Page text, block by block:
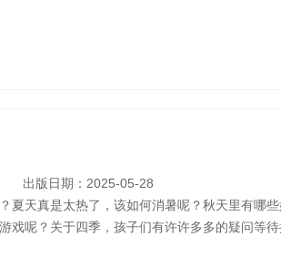
出版日期：2025-05-28
夏天真是太热了，该如何消暑呢？秋天里有哪些
戏呢？关于四季，孩子们有许许多多的疑问等待
，相应设置了四个版块，每个季节中既有科普知